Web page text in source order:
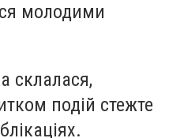
молодими
склалася,
подій стежте